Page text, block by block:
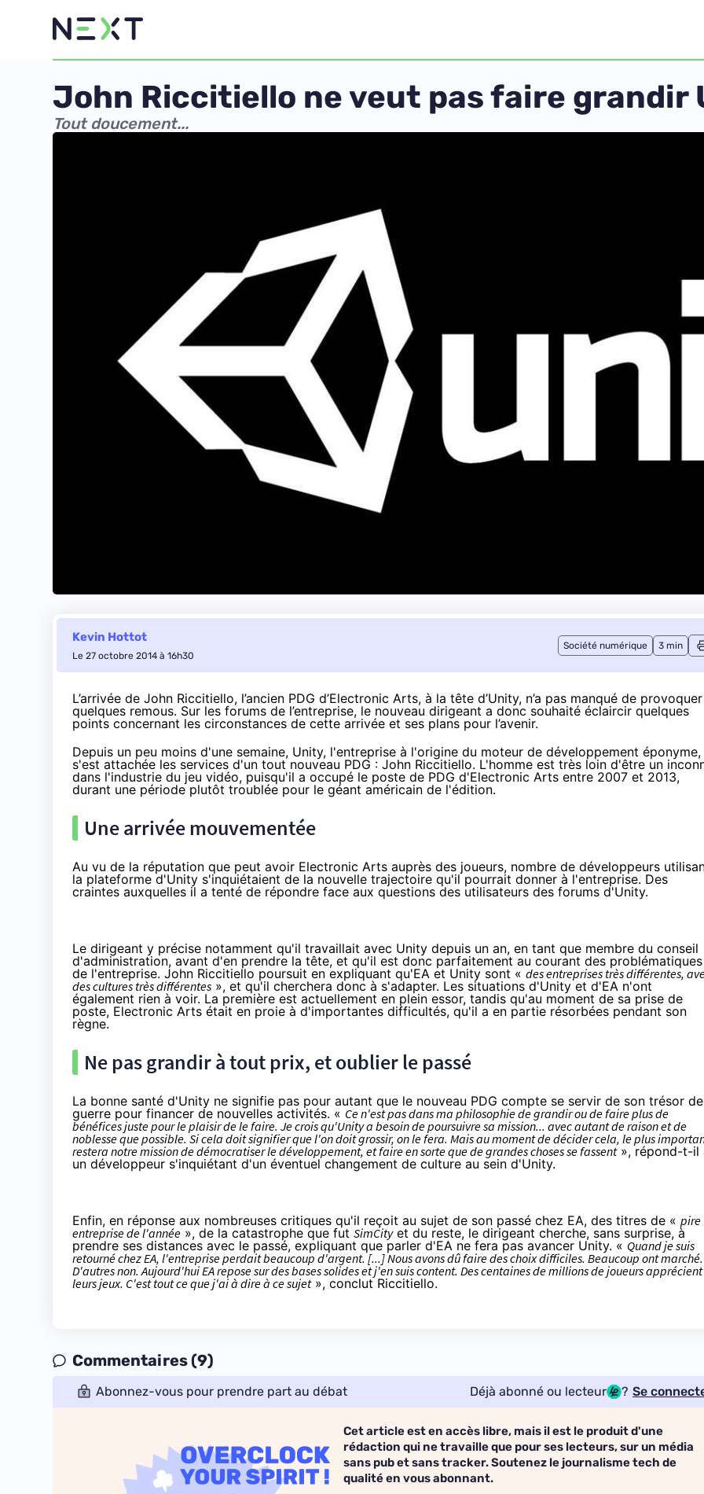
John Riccitiello ne veut pas faire grandir
Tout doucement...
Kevin Hottot
Le 27 octobre 2014 à 16h30
Société numérique 3 min
L’arrivée de John Riccitiello, l’ancien PDG d’Electronic Arts, à la tête d’Unity, n’a pas manqué de provoquer
quelques remous. Sur les forums de l’entreprise, le nouveau dirigeant a donc souhaité éclaircir quelques
points concernant les circonstances de cette arrivée et ses plans pour l’avenir.
Depuis un peu moins d'une semaine, Unity, l'entreprise à l'origine du moteur de développement éponyme,
s'est attachée les services d'un tout nouveau PDG : John Riccitiello. L'homme est très loin d'être un
dans l'industrie du jeu vidéo, puisqu'il a occupé le poste de PDG d'Electronic Arts entre 2007 et 2013,
durant une période plutôt troublée pour le géant américain de l'édition.
Une arrivée mouvementée
Au vu de la réputation que peut avoir Electronic Arts auprès des joueurs, nombre de développeurs
la plateforme d'Unity s'inquiétaient de la nouvelle trajectoire qu'il pourrait donner à l'entreprise. Des
craintes auxquelles il a tenté de répondre face aux questions des utilisateurs des forums d'Unity.
Le dirigeant y précise notamment qu'il travaillait avec Unity depuis un an, en tant que membre du conseil
d'administration, avant d'en prendre la tête, et qu'il est donc parfaitement au courant des problématiques
de l'entreprise. John Riccitiello poursuit en expliquant qu'EA et Unity sont « des entreprises très différentes,
des cultures très différentes », et qu'il cherchera donc à s'adapter. Les situations d'Unity et d'EA n'ont
également rien à voir. La première est actuellement en plein essor, tandis qu'au moment de sa prise de
poste, Electronic Arts était en proie à d'importantes difficultés, qu'il a en partie résorbées pendant son
règne.
Ne pas grandir à tout prix, et oublier le passé
La bonne santé d'Unity ne signifie pas pour autant que le nouveau PDG compte se servir de son trésor de
guerre pour financer de nouvelles activités. « Ce n'est pas dans ma philosophie de grandir ou de faire plus de
bénéfices juste pour le plaisir de le faire. Je crois qu'Unity a besoin de poursuivre sa mission... avec autant de raison et de
noblesse que possible. Si cela doit signifier que l'on doit grossir, on le fera. Mais au moment de décider cela, le plus
restera notre mission de démocratiser le développement, et faire en sorte que de grandes choses se fassent», répond-t-il
un développeur s'inquiétant d'un éventuel changement de culture au sein d'Unity.
Enfin, en réponse aux nombreuses critiques qu'il reçoit au sujet de son passé chez EA, des titres de « pire
entreprise de l'année », de la catastrophe que fut SimCityet du reste, le dirigeant cherche, sans surprise, à
prendre ses distances avec le passé, expliquant que parler d'EA ne fera pas avancer Unity. « Quand je suis
retourné chez EA, l'entreprise perdait beaucoup d'argent. [...] Nous avons dû faire des choix difficiles. Beaucoup ont marché.
D'autres non. Aujourd'hui EA repose sur des bases solides et j'en suis content. Des centaines de millions de joueurs apprécient
leurs jeux. C'est tout ce que j'ai à dire à ce sujet», conclut Riccitiello.
Commentaires (9)
Abonnez-vous pour prendre part au débat Déjà abonné ou lecteur ? Se
Cet article est en accès libre, mais il est le produit d'une
rédaction qui ne travaille que pour ses lecteurs, sur un média
sans pub et sans tracker. Soutenez le journalisme tech de
qualité en vous abonnant.